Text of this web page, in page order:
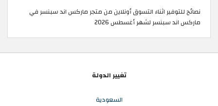
نصائح للتوفير اثناء التسوق أونلاين من متجر ماركس اند سبنسر في
ماركس اند سبنسر لشهر أغسطس 2026
تغيير الدولة
السعودية